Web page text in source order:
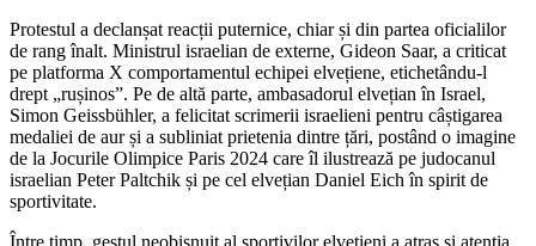
Protestul a declanșat reacții puternice, chiar și din partea oficialilor
de rang înalt. Ministrul israelian de externe, Gideon Saar, a criticat
pe platforma X comportamentul echipei elvețiene, etichetându-l
drept „rușinos”. Pe de altă parte, ambasadorul elvețian în Israel,
Simon Geissbühler, a felicitat scrimerii israelieni pentru câștigarea
medaliei de aur și a subliniat prietenia dintre țări, postând o imagine
de la Jocurile Olimpice Paris 2024 care îl ilustrează pe judocanul
israelian Peter Paltchik și pe cel elvețian Daniel Eich în spirit de
sportivitate.
Între timp, gestul neobișnuit al sportivilor elvețieni a atras și atenția